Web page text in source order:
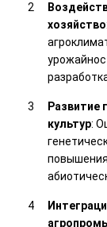
хозяйство
Развитие
культур: